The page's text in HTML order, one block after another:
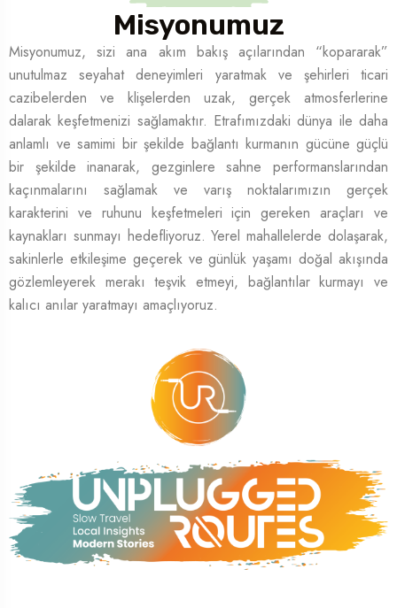
Gezilecek Yer
Roma
Misyonumuz
Misyonumuz, sizi ana akım bakış açılarından “kopararak”
unutulmaz seyahat deneyimleri yaratmak ve şehirleri ticari
cazibelerden ve klişelerden uzak, gerçek atmosferlerine
dalarak keşfetmenizi sağlamaktır. Etrafımızdaki dünya ile daha
anlamlı ve samimi bir şekilde bağlantı kurmanın gücüne güçlü
bir şekilde inanarak, gezginlere sahne performanslarından
kaçınmalarını sağlamak ve varış noktalarımızın gerçek
karakterini ve ruhunu keşfetmeleri için gereken araçları ve
kaynakları sunmayı hedefliyoruz. Yerel mahallelerde dolaşarak,
sakinlerle etkileşime geçerek ve günlük yaşamı doğal akışında
gözlemleyerek merakı teşvik etmeyi, bağlantılar kurmayı ve
kalıcı anılar yaratmayı amaçlıyoruz.